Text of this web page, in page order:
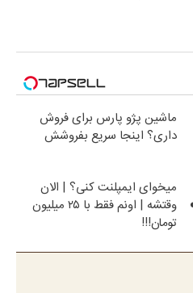
ماشین پژو پارس برای فروش
داری؟ اینجا سریع بفروشش
میخوای ایمپلنت کنی؟ | الان
وقتشه | اونم فقط با ۲۵ میلیون
تومان!!!